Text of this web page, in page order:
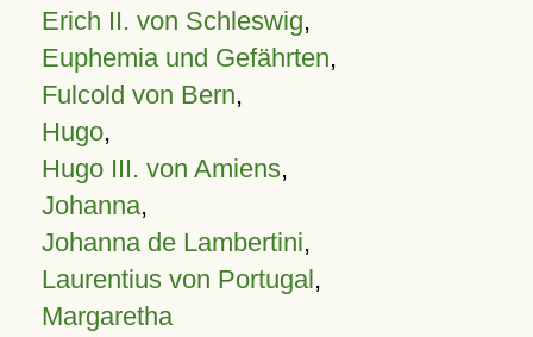
Erich II. von Schleswig,
Euphemia und Gefährten,
Fulcold von Bern,
Hugo,
Hugo III. von Amiens,
Johanna,
Johanna de Lambertini,
Laurentius von Portugal,
Margaretha